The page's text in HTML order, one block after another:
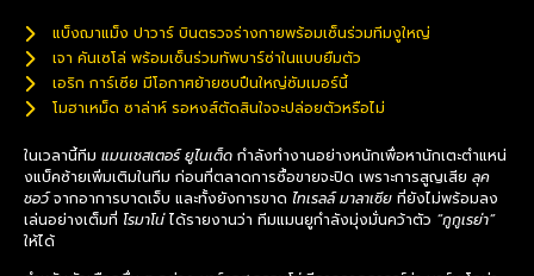
แบ็งฌาแม็ง ปาวาร์ บินตรวจร่างกายพร้อมเซ็นร่วมทีมงูใหญ่
เจา คันเซโล่ พร้อมเซ็นร่วมทัพบาร์ซ่าในแบบยืมตัว
เอริก การ์เซีย มีโอกาศย้ายซบปืนใหญ่ซัมเมอร์นี้
โมฮาเหม็ด ซาล่าห์ รอหงส์ตัดสินใจจะปล่อยตัวหรือไม่
ในเวลานี้ทีม แมนเชสเตอร์ ยูไนเต็ด กำลังทำงานอย่างหนักเพื่อหานักเตะตำแหน่
งแบ็คซ้ายเพิ่มเติมในทีม ก่อนที่ตลาดการซื้อขายจะปิด เพราะการสูญเสีย ลุค
ชอว์จากอาการบาดเจ็บ และทั้งยังการขาด ไทเรลล์ มาลาเซีย ที่ยังไม่พร้อมลง
เล่นอย่างเต็มที่ โรมาโน่ได้รายงานว่า ทีมแมนยูกำลังมุ่งมั่นคว้าตัว “กูกูเรย่า”
ให้ได้